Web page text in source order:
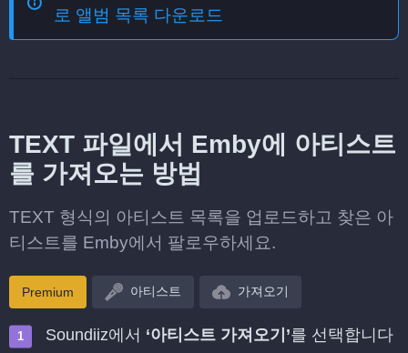
로 앨범 목록 다운로드
TEXT 파일에서 Emby에 아티스트
를 가져오는 방법
TEXT 형식의 아티스트 목록을 업로드하고 찾은 아
티스트를 Emby에서 팔로우하세요.
Premium 아티스트 가져오기
Soundiiz에서 ‘아티스트 가져오기’를 선택합니다